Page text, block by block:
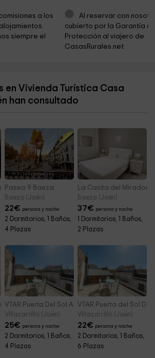
la Mayor 8,3 km
8,3 km
la Misericordia
a los
siempre el
Al reservar con
cubierto por la Garantía
Protección al viajero de
CasasRurales.net
en Vivienda Turística Casa
han consultado
Paseo 9 Baeza
Baeza (Jaén)
22€ persona y noche
2 Dormitorios, 1 Baños,
4 Plazas
La Casita del Mirador
Baeza (Jaén)
37€ persona y noche
1 Dormitorios, 1 Baños,
2 Plazas
VTAR Puerta Del Sol Apartamento
Villacarrillo (Jaén)
25€ persona y noche
2 Dormitorios, 1 Baños,
4 Plazas
VTAR Puerta del Sol
Villacarrillo (Jaén)
22€ persona y noche
2 Dormitorios, 1 Baños,
6 Plazas